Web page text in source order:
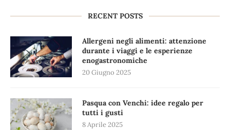
RECENT POSTS
Allergeni negli alimenti: attenzione
durante i viaggi e le esperienze
enogastronomiche
20 Giugno 2025
Pasqua con Venchi: idee regalo per
tutti i gusti
8 Aprile 2025